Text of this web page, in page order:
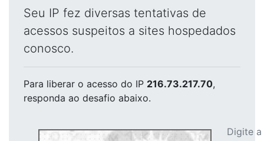
Seu IP fez diversas tentativas de
acessos suspeitos a sites hospedados
conosco.
Para liberar o acesso do IP 216.73.217.70,
responda ao desafio abaixo.
Digite